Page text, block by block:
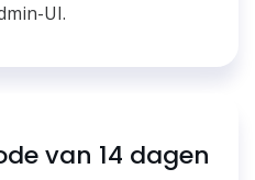
UI.
van 14 dagen